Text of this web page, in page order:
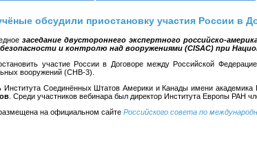
обсудили приостановку участия России в
заседание двустороннего экспертного российско-
и контролю над вооружениями (CISAC) при
участие России в Договоре между Российской
вооружений (СНВ-3).
Института Соединённых Штатов Америки и Канады имени
. Среди участников вебинара был директор Института Европы РАН
на официальном сайте Российского совета по